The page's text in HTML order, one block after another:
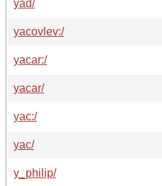
yad/
yacovlev:/
yacar:/
yacar/
yac:/
yac/
y_philip/